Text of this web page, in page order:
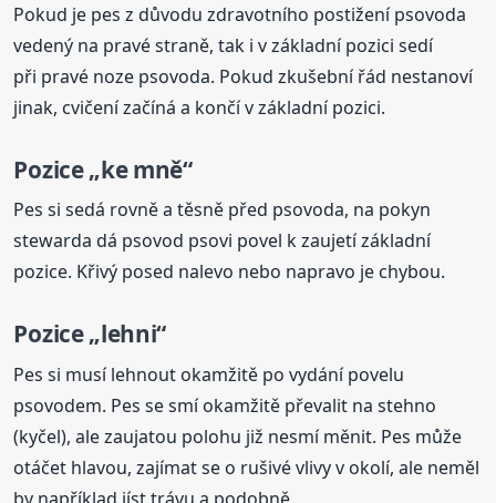
Pokud je pes z důvodu zdravotního postižení psovoda
vedený na pravé straně, tak i v základní pozici sedí
při pravé noze psovoda. Pokud zkušební řád nestanoví
jinak, cvičení začíná a končí v základní pozici.
Pozice „ke mně“
Pes si sedá rovně a těsně před psovoda, na pokyn
stewarda dá psovod psovi povel k zaujetí základní
pozice. Křivý posed nalevo nebo napravo je chybou.
Pozice „lehni“
Pes si musí lehnout okamžitě po vydání povelu
psovodem. Pes se smí okamžitě převalit na stehno
(kyčel), ale zaujatou polohu již nesmí měnit. Pes může
otáčet hlavou, zajímat se o rušivé vlivy v okolí, ale neměl
by například jíst trávu a podobně.